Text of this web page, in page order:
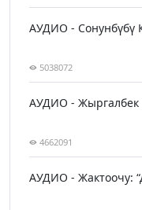
АУДИО - Сонунбүбү
5038072
АУДИО - Жыргалбек
4662091
АУДИО - Жактоочу: